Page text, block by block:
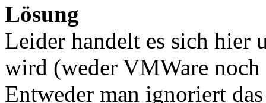
Lösung
Leider handelt es sich hier
wird (weder VMWare noch
Entweder man ignoriert